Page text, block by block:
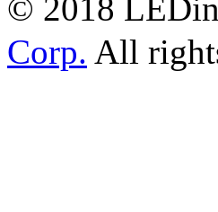
© 2018
Corp. All